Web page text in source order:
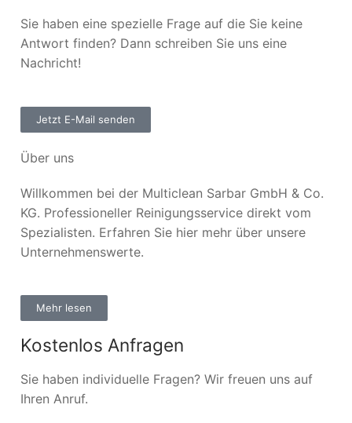
Sie haben eine spezielle Frage auf die Sie keine
Antwort finden? Dann schreiben Sie uns eine
Nachricht!
Jetzt E-Mail senden
Über uns
Willkommen bei der Multiclean Sarbar GmbH & Co.
KG. Professioneller Reinigungsservice direkt vom
Spezialisten. Erfahren Sie hier mehr über unsere
Unternehmenswerte.
Mehr lesen
Kostenlos Anfragen
Sie haben individuelle Fragen? Wir freuen uns auf
Ihren Anruf.